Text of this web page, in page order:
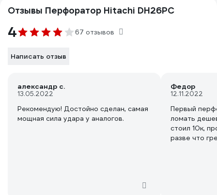
Отзывы Перфоратор Hitachi DH26PC
4 67 отзывов
Написать отзыв
александр с.
13.05.2022
Рекомендую! Достойно сделан, самая
мощная сила удара у аналогов.
Федор
12.11.2022
Первый
ломать
стоил 10к,
разве что